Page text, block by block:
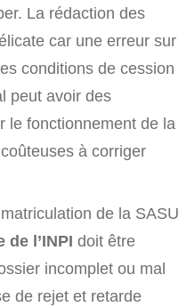
La rédaction des
car une erreur sur
conditions de cession
peut avoir des
le fonctionnement de la
à corriger
de la SASU
l’INPI doit être
incomplet ou mal
de rejet et retarde